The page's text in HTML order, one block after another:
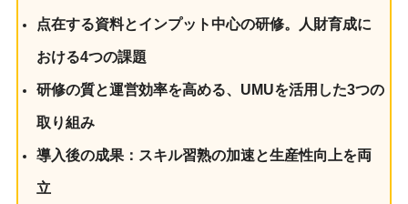
点在する資料とインプット中心の研修。人財育成に
おける4つの課題
研修の質と運営効率を高める、UMUを活用した3つの
取り組み
導入後の成果：スキル習熟の加速と生産性向上を両
立